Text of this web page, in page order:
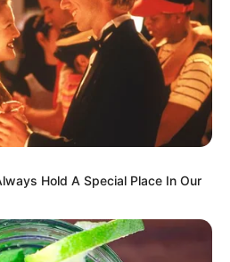
ALERTA
las noticias que le
estar bien informado, por
las notificaciones de Alerta.
Hold A Special Place In Our